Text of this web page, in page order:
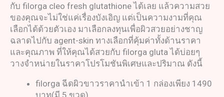
กับ filorga cleo fresh glutathione ได้เลย แล้วความสวย
ของคุณจะไม่ใช่แค่เรื่องบังเอิญ แต่เป็นความงามที่คุณ
เลือกได้ด้วยตัวเอง มาเลือกลงทุนเพื่อผิวสวยอย่างชาญ
ฉลาดไปกับ agent-skin ทางเลือกที่คุ้มค่าทั้งด้านราคา
และคุณภาพ ที่ให้คุณได้สวยกับ filorga gluta ได้บ่อยๆ
วางจำหน่ายในราคาโปรโมชันพิเศษและปริมาณ ดังนี้
filorga ฉีดผิวขาวราคานำเข้า 1 กล่องเพียง 1490
บาท(มี 5 ขวด)